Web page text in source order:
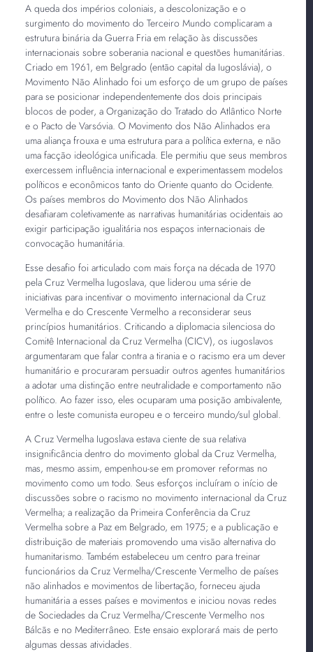
A queda dos impérios coloniais, a descolonização e o
surgimento do movimento do Terceiro Mundo complicaram a
estrutura binária da Guerra Fria em relação às discussões
internacionais sobre soberania nacional e questões humanitárias.
Criado em 1961, em Belgrado (então capital da Iugoslávia), o
Movimento Não Alinhado foi um esforço de um grupo de países
para se posicionar independentemente dos dois principais
blocos de poder, a Organização do Tratado do Atlântico Norte
e o Pacto de Varsóvia. O Movimento dos Não Alinhados era
uma aliança frouxa e uma estrutura para a política externa, e não
uma facção ideológica unificada. Ele permitiu que seus membros
exercessem influência internacional e experimentassem modelos
políticos e econômicos tanto do Oriente quanto do Ocidente.
Os países membros do Movimento dos Não Alinhados
desafiaram coletivamente as narrativas humanitárias ocidentais ao
exigir participação igualitária nos espaços internacionais de
convocação humanitária.
Esse desafio foi articulado com mais força na década de 1970
pela Cruz Vermelha Iugoslava, que liderou uma série de
iniciativas para incentivar o movimento internacional da Cruz
Vermelha e do Crescente Vermelho a reconsiderar seus
princípios humanitários. Criticando a diplomacia silenciosa do
Comitê Internacional da Cruz Vermelha (CICV), os iugoslavos
argumentaram que falar contra a tirania e o racismo era um dever
humanitário e procuraram persuadir outros agentes humanitários
a adotar uma distinção entre neutralidade e comportamento não
político. Ao fazer isso, eles ocuparam uma posição ambivalente,
entre o leste comunista europeu e o terceiro mundo/sul global.
A Cruz Vermelha Iugoslava estava ciente de sua relativa
insignificância dentro do movimento global da Cruz Vermelha,
mas, mesmo assim, empenhou-se em promover reformas no
movimento como um todo. Seus esforços incluíram o início de
discussões sobre o racismo no movimento internacional da Cruz
Vermelha; a realização da Primeira Conferência da Cruz
Vermelha sobre a Paz em Belgrado, em 1975; e a publicação e
distribuição de materiais promovendo uma visão alternativa do
humanitarismo. Também estabeleceu um centro para treinar
funcionários da Cruz Vermelha/Crescente Vermelho de países
não alinhados e movimentos de libertação, forneceu ajuda
humanitária a esses países e movimentos e iniciou novas redes
de Sociedades da Cruz Vermelha/Crescente Vermelho nos
Bálcãs e no Mediterrâneo. Este ensaio explorará mais de perto
algumas dessas atividades.